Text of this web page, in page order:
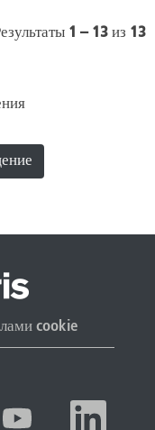
1 – 13 из 13
cookie
О